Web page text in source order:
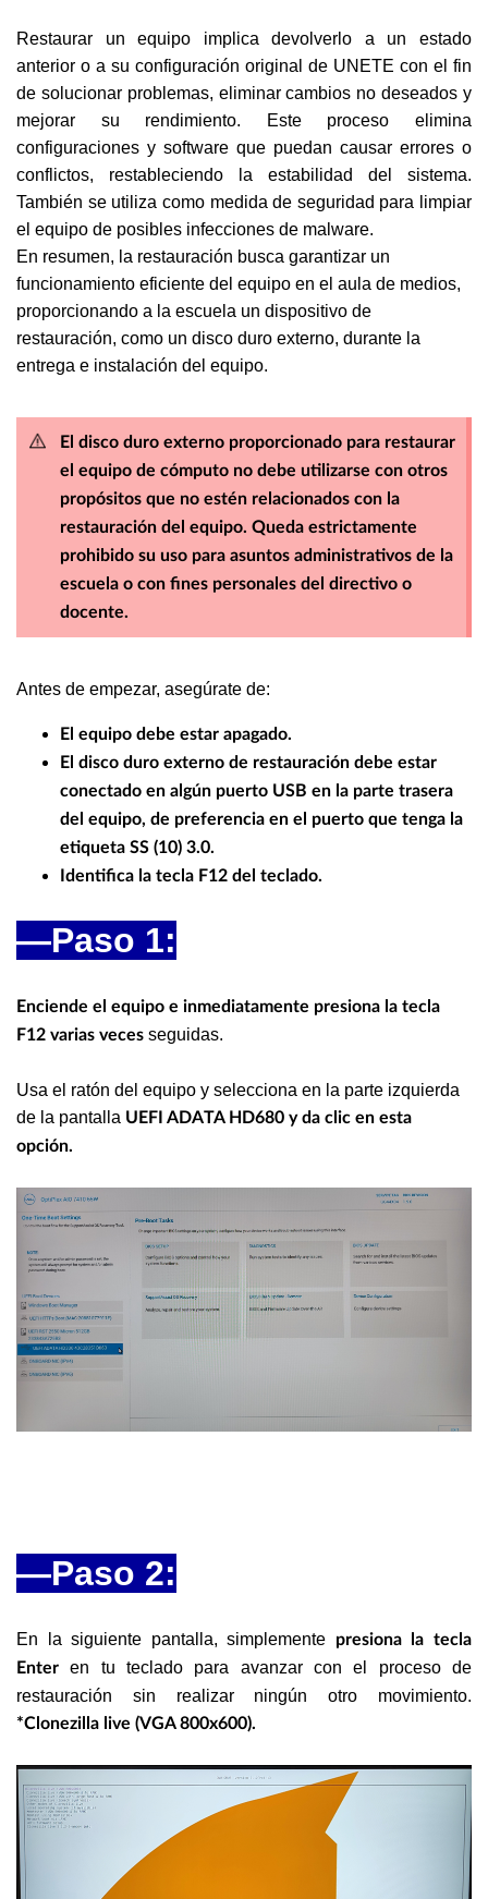
Restaurar un equipo implica devolverlo a un estado
anterior o a su configuración original de UNETE con el fin
de solucionar problemas, eliminar cambios no deseados y
mejorar su rendimiento. Este proceso elimina
configuraciones y software que puedan causar errores o
conflictos, restableciendo la estabilidad del sistema.
También se utiliza como medida de seguridad para limpiar
el equipo de posibles infecciones de malware.
En resumen, la restauración busca garantizar un
funcionamiento eficiente del equipo en el aula de medios,
proporcionando a la escuela un dispositivo de
restauración, como un disco duro externo, durante la
entrega e instalación del equipo.
El disco duro externo proporcionado para restaurar
el equipo de cómputo no debe utilizarse con otros
propósitos que no estén relacionados con la
restauración del equipo. Queda estrictamente
prohibido su uso para asuntos administrativos de la
escuela o con fines personales del directivo o
docente.
Antes de empezar, asegúrate de:
El equipo debe estar apagado.
El disco duro externo de restauración debe estar
conectado en algún puerto USB en la parte trasera
del equipo, de preferencia en el puerto que tenga la
etiqueta SS (10) 3.0.
Identifica la tecla F12 del teclado.
—Paso 1:
Enciende el equipo e inmediatamente presiona la tecla
F12 varias veces seguidas.
Usa el ratón del equipo y selecciona en la parte izquierda
de la pantalla UEFI ADATA HD680 y da clic en esta
opción.
—Paso 2:
En la siguiente pantalla, simplemente
presiona la tecla
Enter en tu teclado para avanzar con el proceso de
restauración sin realizar ningún otro movimiento.
*Clonezilla live (VGA 800x600).